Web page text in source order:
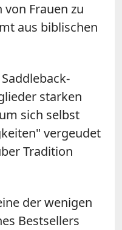
Frauen zu
aus biblischen
starken
sich selbst
vergeudet
Tradition
der wenigen
Bestsellers